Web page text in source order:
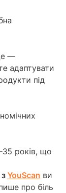
—
адаптувати
під
років, що
YouScan ви
про біль